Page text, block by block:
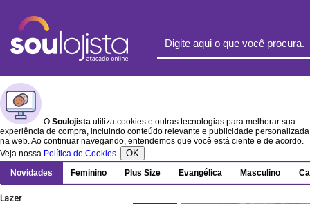
O Soulojista utiliza cookies e outras tecnologias para melhorar sua
experiência de compra, incluindo conteúdo relevante e publicidade personalizada
na web. Ao continuar navegando, entendemos que você está ciente e de acordo.
Veja nossa Política de Cookies. OK
Novidades Feminino Plus Size Evangélica Masculino
Lazer